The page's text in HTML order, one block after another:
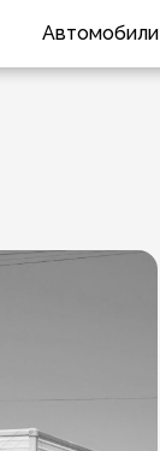
Автомобили